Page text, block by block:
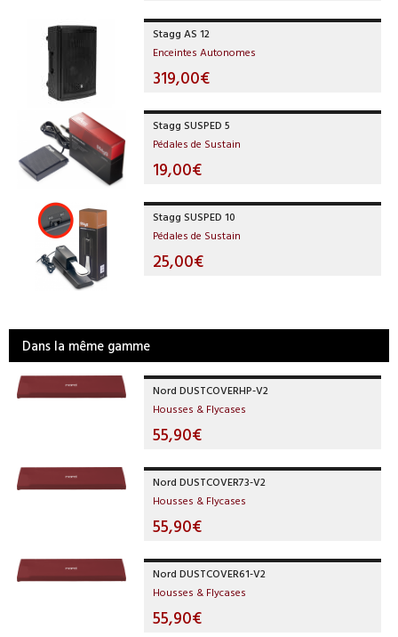
Stagg AS 12
Enceintes Autonomes
319,00€
Stagg SUSPED 5
Pédales de Sustain
19,00€
Stagg SUSPED 10
Pédales de Sustain
25,00€
Dans la même gamme
Nord DUSTCOVERHP-V2
Housses & Flycases
55,90€
Nord DUSTCOVER73-V2
Housses & Flycases
55,90€
Nord DUSTCOVER61-V2
Housses & Flycases
55,90€